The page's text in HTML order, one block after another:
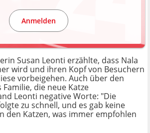
Anmelden
Susan Leonti erzählte, dass Nala
wird und ihren Kopf von Besuchern
vorbeigehen. Auch über den
die neue Katze
Leonti negative Worte: "Die
zu schnell, und es gab keine
den Katzen, was immer empfohlen